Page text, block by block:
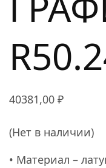
40381,00 ₽
(Нет в наличии)
• Материал –